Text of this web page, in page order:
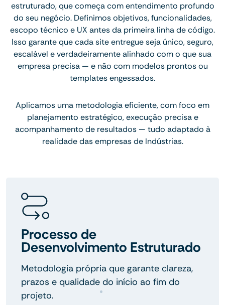
estruturado, que começa com entendimento profundo
do seu negócio. Definimos objetivos, funcionalidades,
escopo técnico e UX antes da primeira linha de código.
Isso garante que cada site entregue seja único, seguro,
escalável e verdadeiramente alinhado com o que sua
empresa precisa — e não com modelos prontos ou
templates engessados.
Aplicamos uma metodologia eficiente, com foco em
planejamento estratégico, execução precisa e
acompanhamento de resultados — tudo adaptado à
realidade das empresas de Indústrias.
Processo de
Desenvolvimento Estruturado
Metodologia própria que garante clareza,
prazos e qualidade do início ao fim do
projeto.